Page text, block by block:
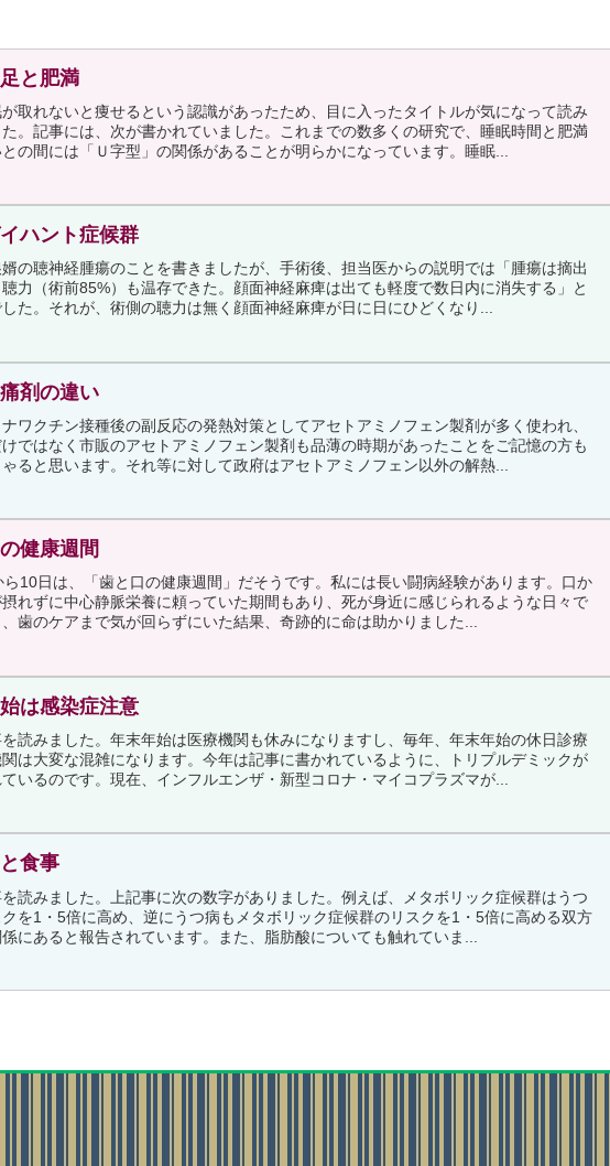
と肥満
が取れないと痩せるという認識があったため、目に入ったタイトルが気になって読み
。記事には、次が書かれていました。これまでの数多くの研究で、睡眠時間と肥満
の間には「Ｕ字型」の関係があることが明らかになっています。睡眠...
ハント症候群
の聴神経腫瘍のことを書きましたが、手術後、担当医からの説明では「腫瘍は摘出
力（術前85%）も温存できた。顔面神経麻痺は出ても軽度で数日内に消失する」と
た。それが、術側の聴力は無く顔面神経麻痺が日に日にひどくなり...
剤の違い
ワクチン接種後の副反応の発熱対策としてアセトアミノフェン製剤が多く使われ、
けではなく市販のアセトアミノフェン製剤も品薄の時期があったことをご記憶の方も
ると思います。それ等に対して政府はアセトアミノフェン以外の解熱...
健康週間
ら10日は、「歯と口の健康週間」だそうです。私には長い闘病経験があります。口か
摂れずに中心静脈栄養に頼っていた期間もあり、死が身近に感じられるような日々で
、歯のケアまで気が回らずにいた結果、奇跡的に命は助かりました...
は感染症注意
読みました。年末年始は医療機関も休みになりますし、毎年、年末年始の休日診療
は大変な混雑になります。今年は記事に書かれているように、トリプルデミックが
いるのです。現在、インフルエンザ・新型コロナ・マイコプラズマが...
食事
読みました。上記事に次の数字がありました。例えば、メタボリック症候群はうつ
を1・5倍に高め、逆にうつ病もメタボリック症候群のリスクを1・5倍に高める双方
にあると報告されています。また、脂肪酸についても触れていま...